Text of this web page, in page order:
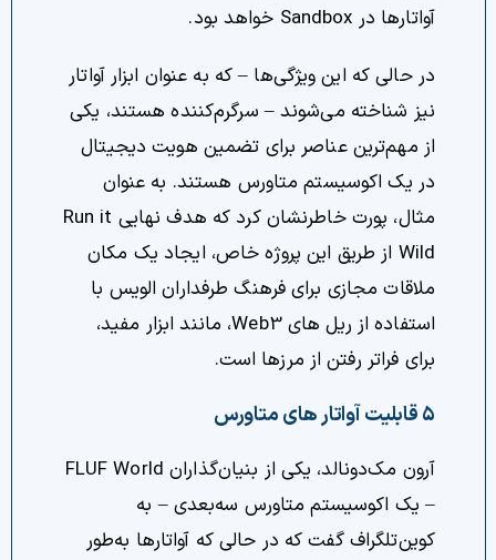
آواتارها در Sandbox خواهد بود.
در حالی که این ویژگی‌ها – که به عنوان ابزار آواتار
نیز شناخته می‌شوند – سرگرم‌کننده هستند، یکی
از مهم‌ترین عناصر برای تضمین هویت دیجیتال
در یک اکوسیستم متاورس هستند. به عنوان
مثال، پورت خاطرنشان کرد که هدف نهایی Run it
Wild از طریق این پروژه خاص، ایجاد یک مکان
ملاقات مجازی برای فرهنگ طرفداران الویس با
استفاده از ریل های Web3، مانند ابزار مفید،
برای فراتر رفتن از مرزها است.
۵ قابلیت آواتار های متاورس
آرون مک‌دونالد، یکی از بنیان‌گذاران FLUF World
– یک اکوسیستم متاورس سه‌بعدی – به
کوین‌تلگراف گفت که در حالی که آواتارها به‌طور